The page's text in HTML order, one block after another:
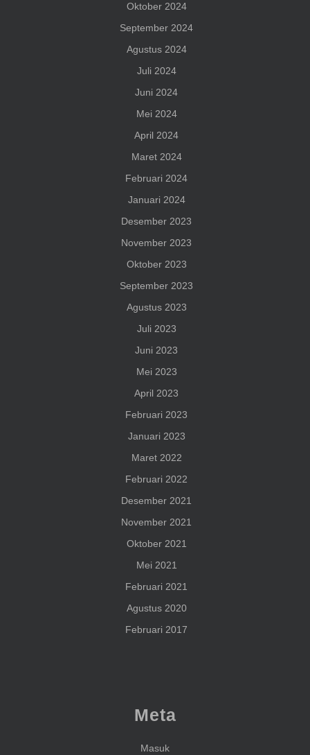
Oktober 2024
September 2024
Agustus 2024
Juli 2024
Juni 2024
Mei 2024
April 2024
Maret 2024
Februari 2024
Januari 2024
Desember 2023
November 2023
Oktober 2023
September 2023
Agustus 2023
Juli 2023
Juni 2023
Mei 2023
April 2023
Februari 2023
Januari 2023
Maret 2022
Februari 2022
Desember 2021
November 2021
Oktober 2021
Mei 2021
Februari 2021
Agustus 2020
Februari 2017
Meta
Masuk